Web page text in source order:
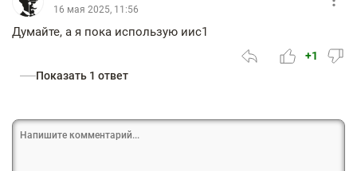
16 мая 2025, 11:56
Думайте, а я пока использую иис1
+1
Показать 1 ответ